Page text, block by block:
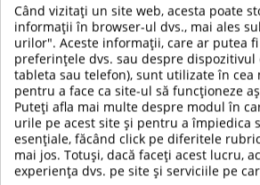
menite să îmbunătățească
articulațiilor. Ele pot fi folosite de
de sportivi avansați.
Mingile sunt realizate dincauciuc
rezistent la lovituri și frecare,
utilizare pe termen lung.
Specificatii tehnice:
Culoare: negru-rosu
Diametru: 190 mm
Când vizitați un site web, acesta poate
informații în browser-ul dvs., mai ales
urilor". Aceste informații, care ar putea
preferințele dvs. sau despre dispozitivul
tableta sau telefon), sunt utilizate în cea
pentru a face ca site-ul să funcționeze
Puteți afla mai multe despre modul în
urile pe acest site și pentru a împiedica
esențiale, făcând click pe diferitele
mai jos. Totuși, dacă faceți acest lucru,
experiența dvs. pe site și serviciile pe